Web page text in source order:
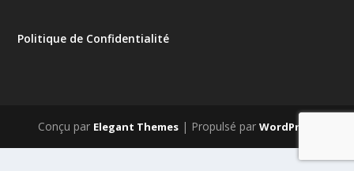
Politique de Confidentialité
Conçu par Elegant Themes| Propulsé par WordPress